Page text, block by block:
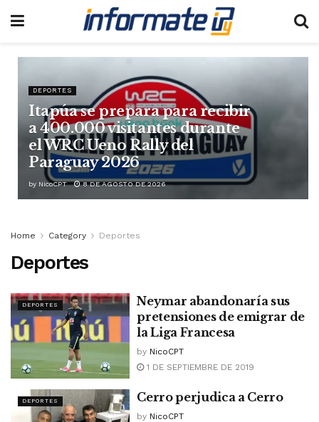
DEPORTES
Itapúa se prepara para recibir
a 400.000 visitantes durante
el WRC Ueno Rally del
Paraguay 2026
by NicoCPT 8 DE AGOSTO DE 2026
Home Category Deportes
Deportes
DEPORTES
Neymar abandonaría sus
pretensiones de emigrar de
la Liga Francesa
by NicoCPT
1 DE SEPTIEMBRE DE 2019
DEPORTES Cerro perjudica a Cerro
by NicoCPT